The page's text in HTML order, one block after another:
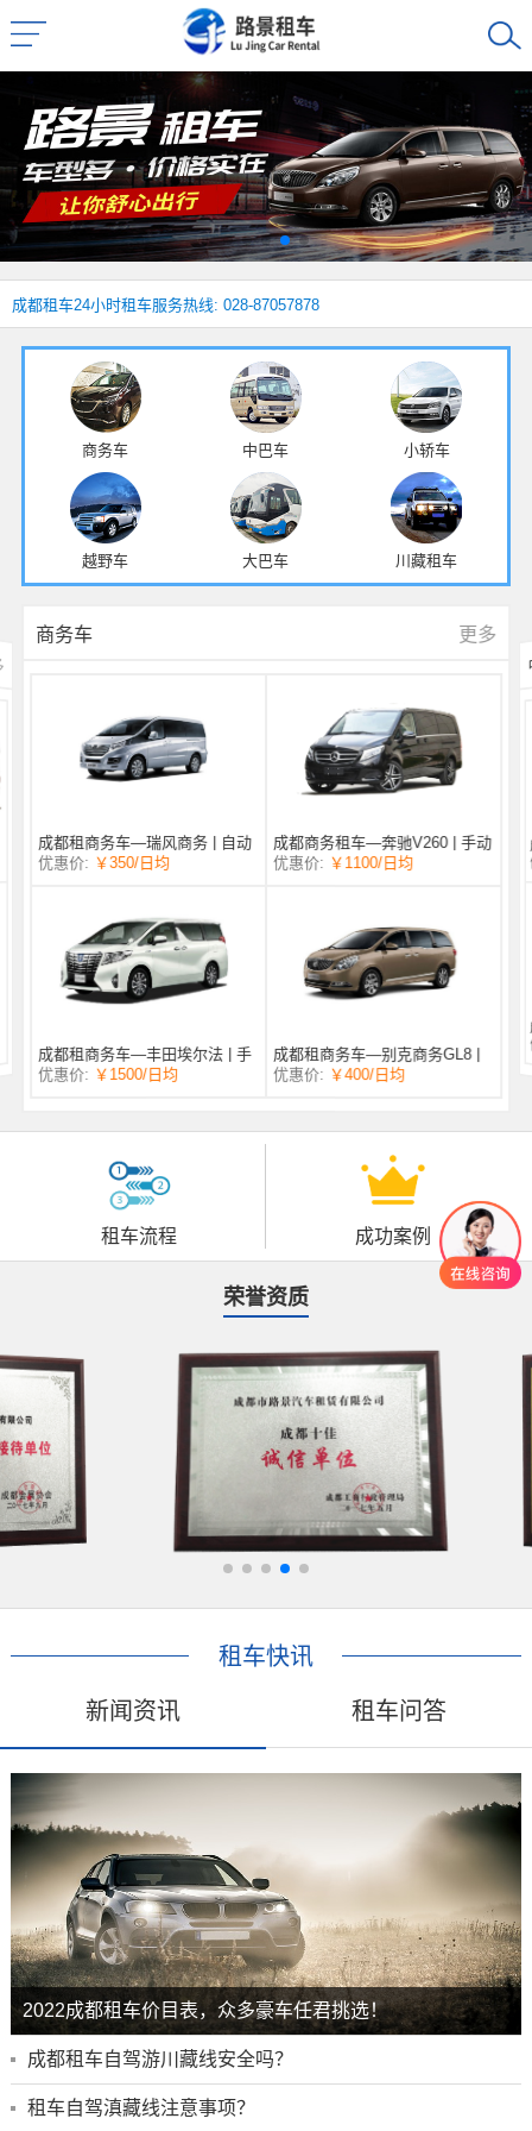
成都租车24小时租车服务热线: 028-87057878
商务车 中巴车 小轿车
越野车 大巴车 川藏租车
商务车 更多
成都租商务车—瑞风商务 | 自动
挡 | 7座
优惠价: ￥350/日均
成都商务租车—奔驰V260 | 手动
挡 |
优惠价: ￥1100/日均
成都租商务车—丰田埃尔法 | 手
自一体 |
优惠价: ￥1500/日均
成都租商务车—别克商务GL8 |
自动挡 | 7座
优惠价: ￥400/日均
租车流程 成功案例
荣誉资质
租车快讯
新闻资讯 租车问答
2022成都租车价目表，众多豪车任君挑选！
成都租车自驾游川藏线安全吗？
租车自驾滇藏线注意事项？